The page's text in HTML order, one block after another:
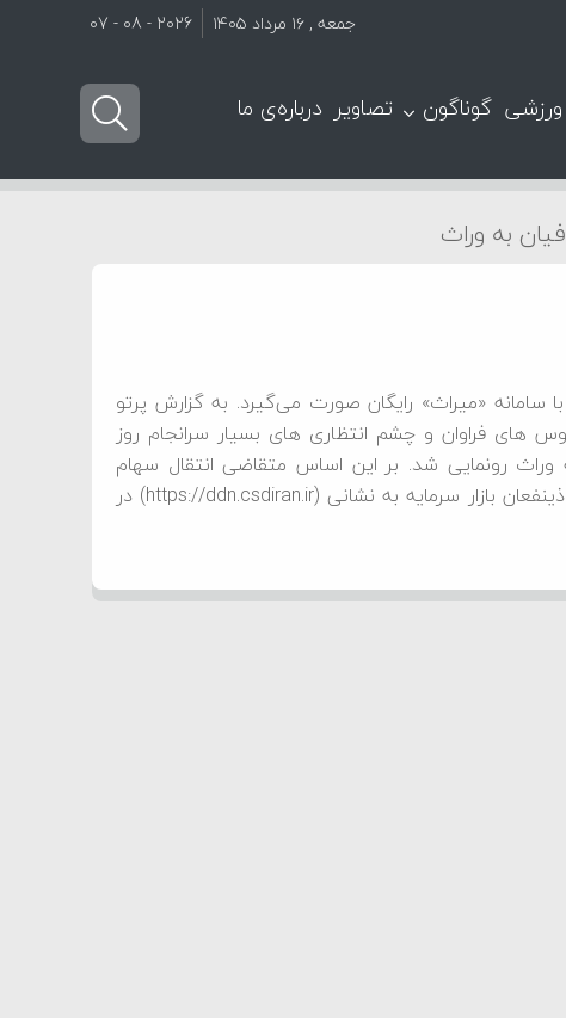
جمعه , ۱۶ مرداد ۱۴۰۵ 2026 - 08 - 07
ورزشی گوناگون تصاویر درباره‌ی ما
به وراث
سامانه «میراث» رایگان صورت می‌گیرد. به گزارش پرتو
های فراوان و چشم انتظاری های بسیار سرانجام روز
رونمایی شد. بر این اساس متقاضی انتقال سهام
متوفیان سهام عدالت به وراث باید پس از ورود به درگاه ذینفعان بازار سرمایه به نشانی (https://ddn.csdiran.ir) در